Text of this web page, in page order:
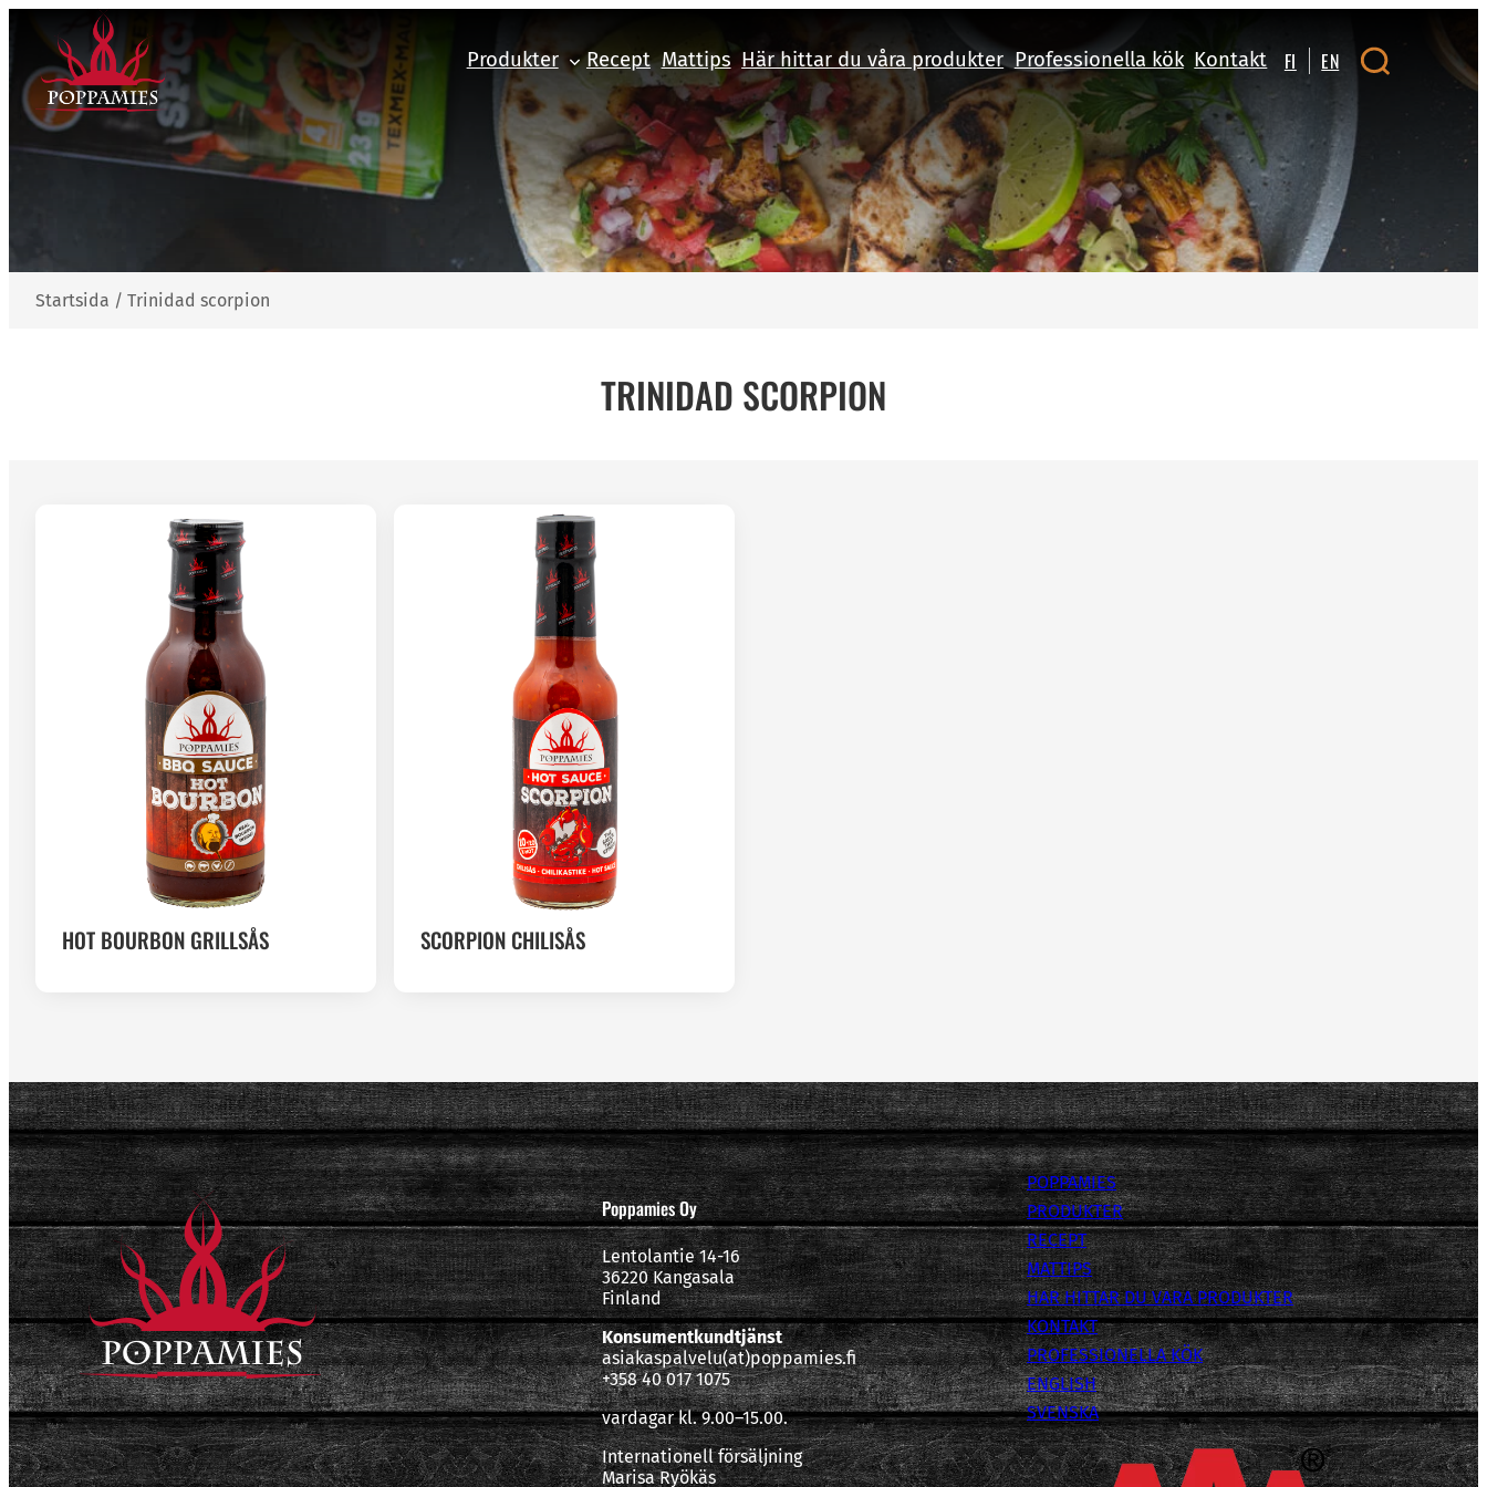
innehåll
Produkter Recept Mattips Här hittar du våra produkter Professionella kök Kontakt FI EN
Startsida / Trinidad scorpion
TRINIDAD SCORPION
HOT BOURBON GRILLSÅS SCORPION CHILISÅS
Poppamies Oy
Lentolantie 14-16
36220 Kangasala
Finland
Konsumentkundtjänst
asiakaspalvelu(at)poppamies.fi
+358 40 017 1075
vardagar kl. 9.00–15.00.
Internationell försäljning
Marisa Ryökäs
POPPAMIES
PRODUKTER
RECEPT
MATTIPS
HAR HITTAR DU VARA PRODUKTER
KONTAKT
PROFESSIONELLA KÖK
ENGLISH
SVENSKA